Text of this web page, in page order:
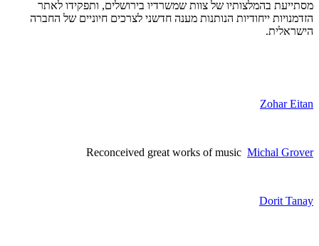
מסתייעת בהמלצותיו של צוות שמשרדיו בירושלים, ותפקידו לאתר
הזדמנויות ייחודיות הנותנות מענה חדשני לצרכים חיוניים של החברה
הישראלית.
Zohar Eitan
Reconceived great works of music Michal Grover
Dorit Tanay